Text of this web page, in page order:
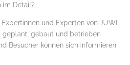
im Detail?
und Experten von JUWI,
geplant, gebaut und betrieben
Besucher können sich informieren